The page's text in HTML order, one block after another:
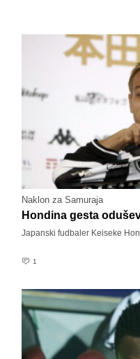
Naklon za Samuraja
Hondina gesta
Japanski fudbaler Keiseke
1